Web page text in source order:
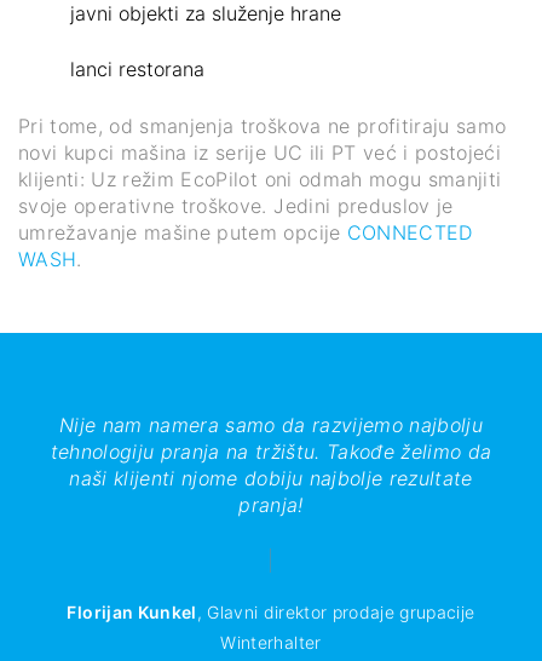
javni objekti za služenje hrane
lanci restorana
Pri tome, od smanjenja troškova ne profitiraju samo
novi kupci mašina iz serije UC ili PT već i postojeći
klijenti: Uz režim EcoPilot oni odmah mogu smanjiti
svoje operativne troškove. Jedini preduslov je
umrežavanje mašine putem opcije CONNECTED
WASH.
Nije nam namera samo da razvijemo najbolju
tehnologiju pranja na tržištu. Takođe želimo da
naši klijenti njome dobiju najbolje rezultate
pranja!
Florijan Kunkel, Glavni direktor prodaje grupacije
Winterhalter